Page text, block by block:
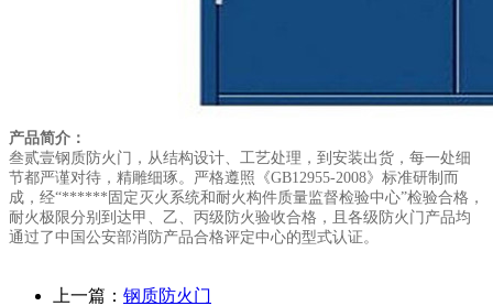
产品简介：
叁贰壹钢质防火门，从结构设计、工艺处理，到安装出货，每一处细
节都严谨对待，精雕细琢。严格遵照《GB12955-2008》标准研制而
成，经“******固定灭火系统和耐火构件质量监督检验中心”检验合格，
耐火极限分别到达甲、乙、丙级防火验收合格，且各级防火门产品均
通过了中国公安部消防产品合格评定中心的型式认证。
上一篇： 钢质防火门